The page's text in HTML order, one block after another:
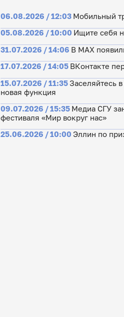
06.08.2026 / 12:03 Мобильный
05.08.2026 / 10:00 Ищите себя
31.07.2026 / 14:06 В MAX
17.07.2026 / 14:05 ВКонтакте
15.07.2026 / 11:35 Заселяйтесь
новая функция
09.07.2026 / 15:35 Медиа СГУ
фестиваля «Мир вокруг нас»
25.06.2026 / 10:00 Эллин по